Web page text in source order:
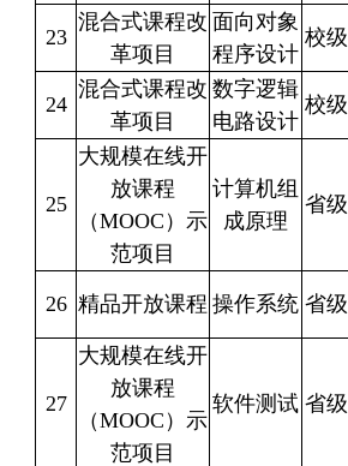
23
混合式课程改
革项目
面向对象
程序设计
校级
24
混合式课程改
革项目
数字逻辑
电路设计
校级
25
大规模在线开
放课程
（MOOC ）示
范项目
计算机组
成原理
省级
26 精品开放课程 操作系统 省级
27
大规模在线开
放课程
（MOOC ）示
范项目
软件测试 省级